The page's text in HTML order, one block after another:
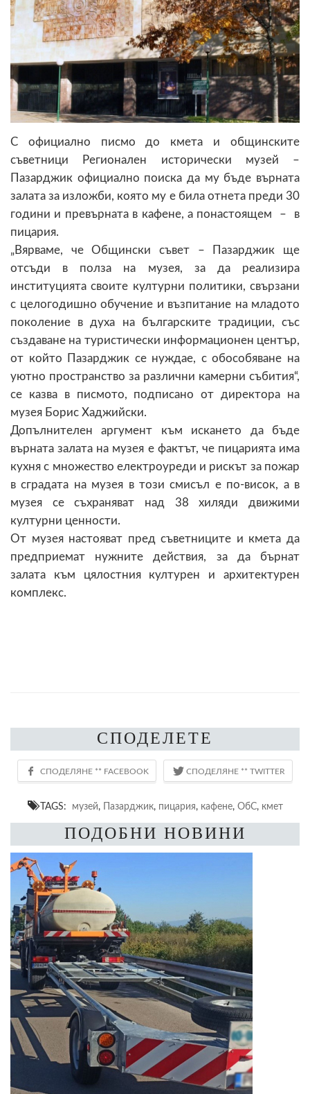
С официално писмо до кмета и общинските
съветници Регионален исторически музей –
Пазарджик официално поиска да му бъде върната
залата за изложби, която му е била отнета преди 30
години и превърната в кафене, а понастоящем – в
пицария.
„Вярваме, че Общински съвет – Пазарджик ще
отсъди в полза на музея, за да реализира
институцията своите културни политики, свързани
с целогодишно обучение и възпитание на младото
поколение в духа на българските традиции, със
създаване на туристически информационен център,
от който Пазарджик се нуждае, с обособяване на
уютно пространство за различни камерни събития“,
се казва в писмото, подписано от директора на
музея Борис Хаджийски.
Допълнителен аргумент към искането да бъде
върната залата на музея е фактът, че пицарията има
кухня с множество електроуреди и рискът за пожар
в сградата на музея в този смисъл е по-висок, а в
музея се съхраняват над 38 хиляди движими
културни ценности.
От музея настояват пред съветниците и кмета да
предприемат нужните действия, за да бърнат
залата към цялостния културен и архитектурен
комплекс.
СПОДЕЛЕТЕ
TAGS: музей, Пазарджик, пицария, кафене, ОбС, кмет
ПОДОБНИ НОВИНИ